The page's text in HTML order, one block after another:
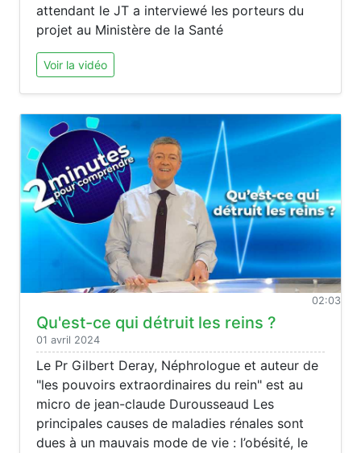
attendant le JT a interviewé les porteurs du
projet au Ministère de la Santé
Voir la vidéo
02:03
Qu'est-ce qui détruit les reins ?
01 avril 2024
Le Pr Gilbert Deray, Néphrologue et auteur de
"les pouvoirs extraordinaires du rein" est au
micro de jean-claude Durousseaud Les
principales causes de maladies rénales sont
dues à un mauvais mode de vie : l’obésité, le